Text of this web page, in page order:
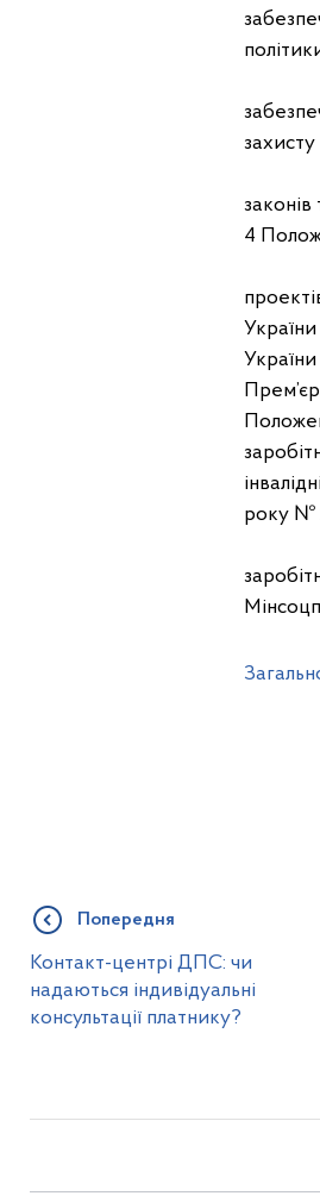
захисту
4
На
року №
Отже,
Попередня
Контакт-центрі ДПС: чи
надаються індивідуальні
консультації платнику?